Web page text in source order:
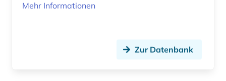
einblattdrucke (1)
elektronische bibliothek (3)
elektronisches buch (3)
Saarland (1)
Schleswig-Holstein (1)
Mehr Informationen
Zur Datenbank